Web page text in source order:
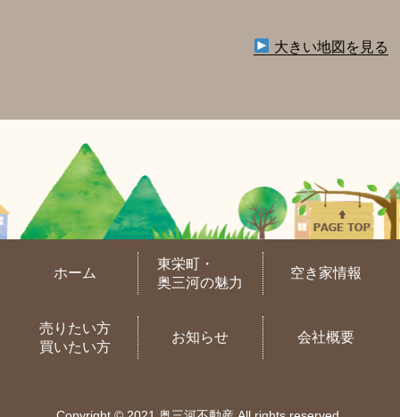
大きい地図を見る
ホーム
東栄町・
奥三河の魅力
空き家情報
売りたい方
買いたい方
お知らせ 会社概要